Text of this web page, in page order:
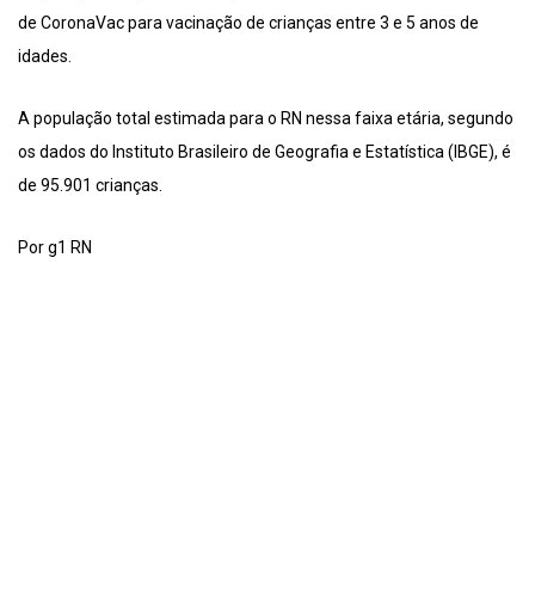
de CoronaVac para vacinação de crianças entre 3 e 5 anos de
idades.
A população total estimada para o RN nessa faixa etária, segundo
os dados do Instituto Brasileiro de Geografia e Estatística (IBGE), é
de 95.901 crianças.
Por g1 RN